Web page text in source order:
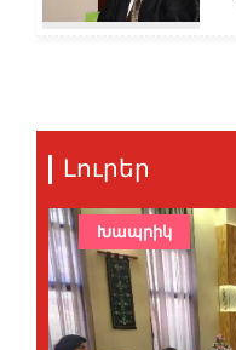
Լուրեր
Խապրիկ